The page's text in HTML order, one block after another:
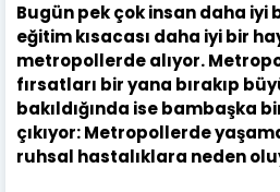
Bugün pek çok insan daha iyi
eğitim kısacası daha iyi bir
metropollerde alıyor.
fırsatları bir yana bırakıp
bakıldığında ise bambaşka
çıkıyor: Metropollerde
ruhsal hastalıklara neden